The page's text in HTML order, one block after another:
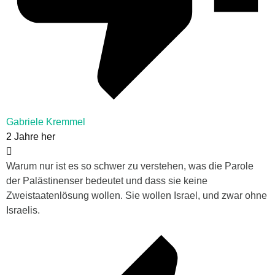
Gabriele Kremmel
2 Jahre her
Warum nur ist es so schwer zu verstehen, was die Parole
der Palästinenser bedeutet und dass sie keine
Zweistaatenlösung wollen. Sie wollen Israel, und zwar ohne
Israelis.